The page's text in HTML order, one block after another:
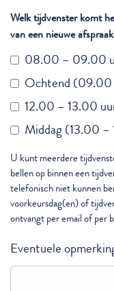
Welk tijdvenster komt
van een nieuwe
08.00 – 09.00
Ochtend (09.00
12.00 – 13.00
Middag (13.00 –
U kunt meerdere
bellen op binnen een
telefonisch niet kunnen
voorkeursdag(en) of
ontvangt per email of per
Eventuele